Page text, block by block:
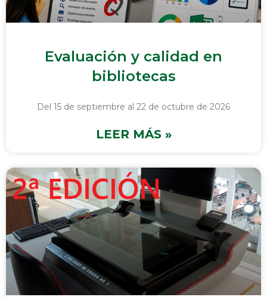
Evaluación y calidad en
bibliotecas
Del 15 de septiembre al 22 de octubre de 2026
LEER MÁS »